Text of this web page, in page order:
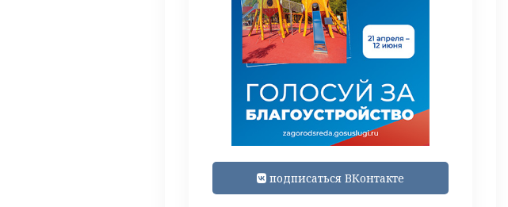
подписаться ВКонтакте